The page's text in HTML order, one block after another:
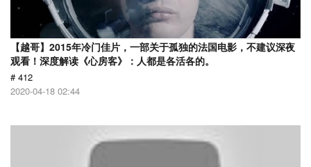
【越哥】2015年冷门佳片，一部关于孤独的法国电影，不建议深夜
观看！深度解读《心房客》：人都是各活各的。
# 412
2020-04-18 02:44